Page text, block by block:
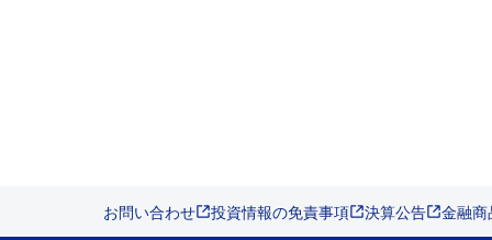
お問い合わせ 投資情報の免責事項 決算公告 金融